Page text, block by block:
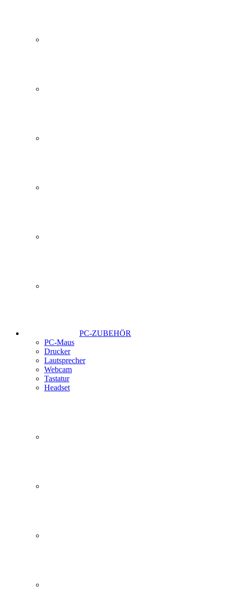
PC-ZUBEHÖR
PC-Maus
Drucker
Lautsprecher
Webcam
Tastatur
Headset